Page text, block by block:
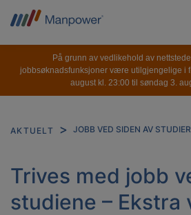
På grunn av vedlikehold av
jobbsøknadsfunksjoner være utilgjengelige i
august kl. 23:00 til søndag 3.
AKTUELT JOBB VED SIDEN AV STUDIER
Trives med jobb
studiene – Ekstra